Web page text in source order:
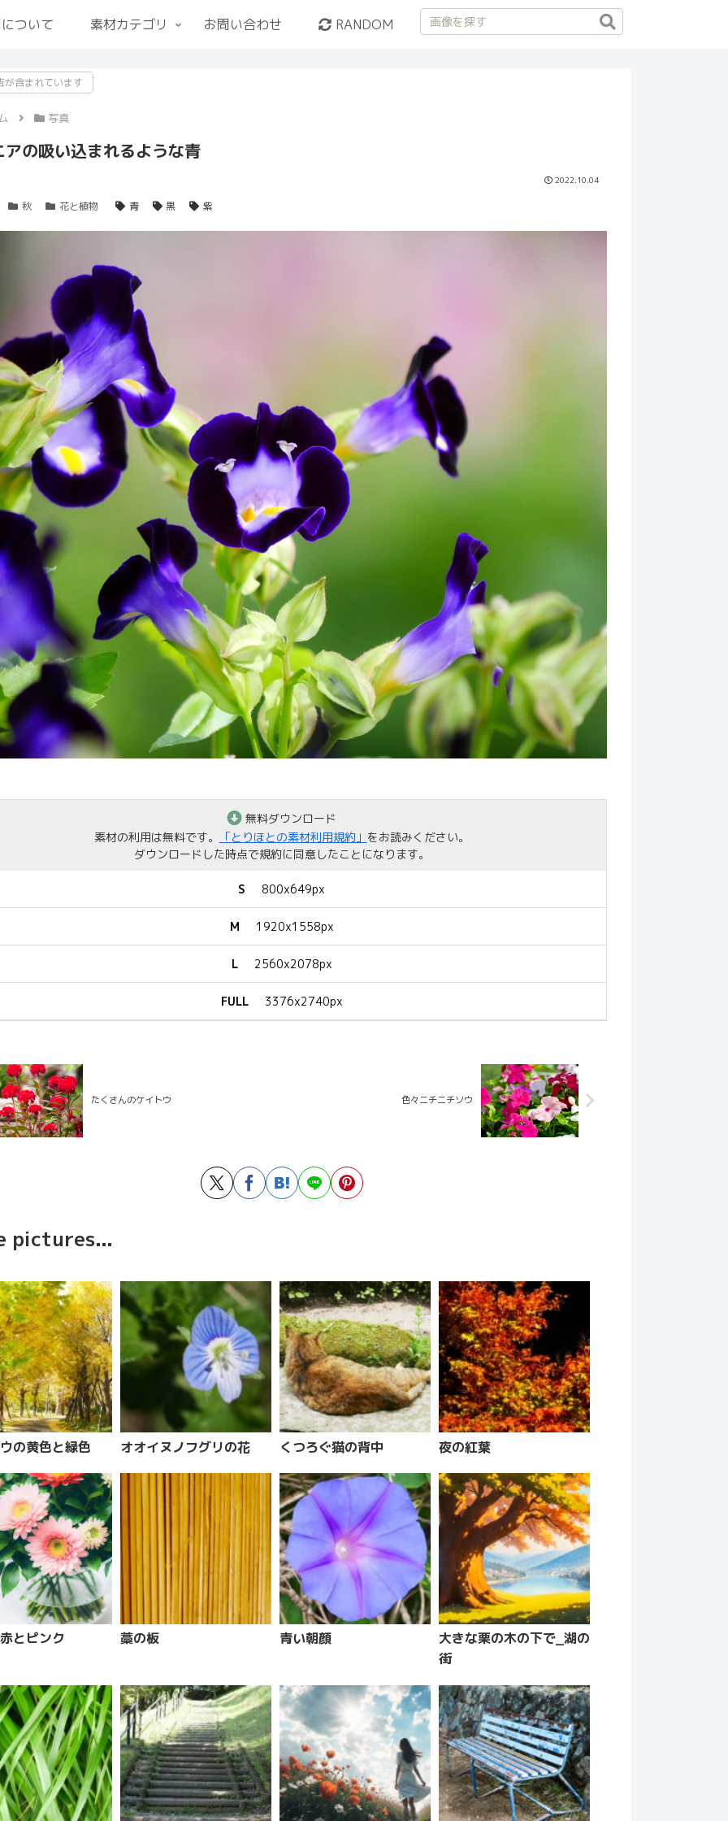
ついて 素材カテゴリ お問い合わせ RANDOM
が含まれています
写真
アの吸い込まれるような青
2022.10.04
秋 花と植物 青 黒 紫
無料ダウンロード
素材の利用は無料です。
「とりほとの素材利用規約」 をお読みください。
ダウンロードした時点で規約に同意したことになります。
S 800x649px
M 1920x1558px
L 2560x2078px
FULL 3376x2740px
たくさんのケイトウ 色々ニチニチソウ
pictures...
の黄色と緑色 オオイヌノフグリの花 くつろぐ猫の背中 夜の紅葉
とピンク 藁の板 青い朝顔
大きな栗の木の下で_湖の
街